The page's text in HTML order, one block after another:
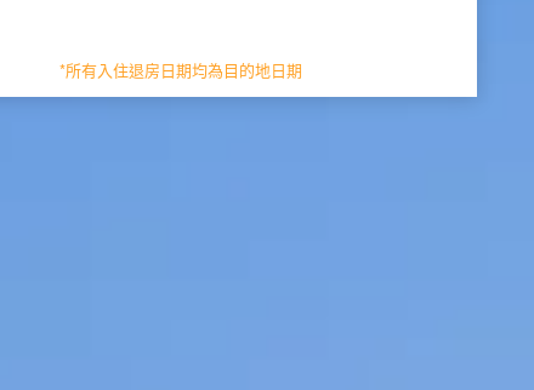
*所有入住退房日期均為目的地日期